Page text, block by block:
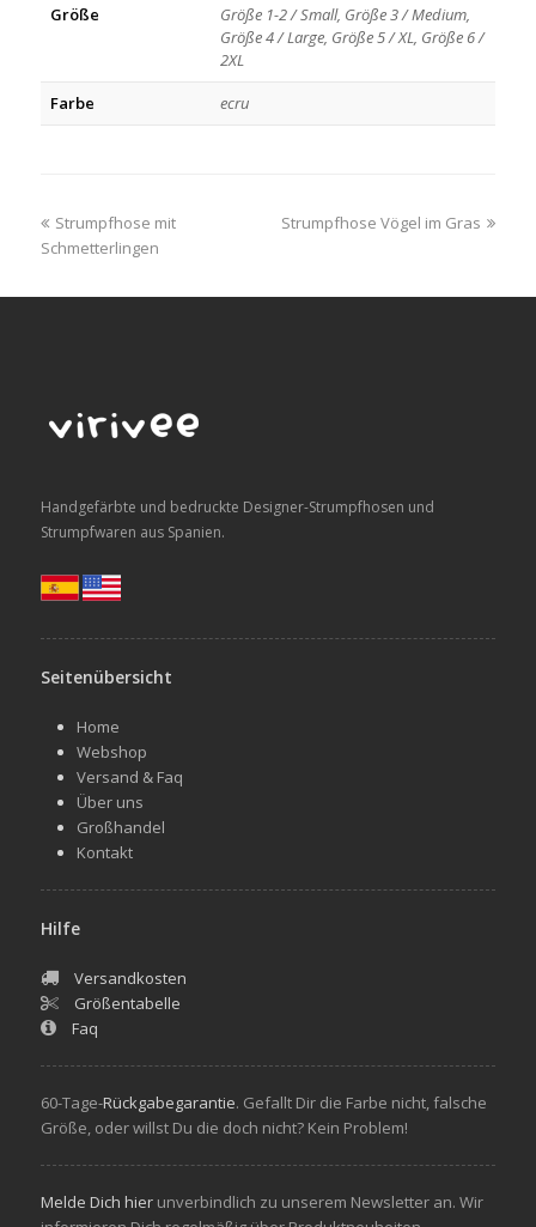
Größe
Größe 1-2 / Small, Größe 3 / Medium,
Größe 4 / Large, Größe 5 / XL, Größe 6 /
2XL
Farbe
ecru
previous
post:
Strumpfhose mit
Schmetterlingen
next
Strumpfhose Vögel im Gras
Handgefärbte und bedruckte Designer-Strumpfhosen und
Strumpfwaren aus Spanien.
Seitenübersicht
Home
Webshop
Versand & Faq
Über uns
Großhandel
Kontakt
Hilfe
Versandkosten
Größentabelle
Faq
60-Tage-Rückgabegarantie. Gefallt Dir die Farbe nicht, falsche
Größe, oder willst Du die doch nicht? Kein Problem!
Melde Dich hierunverbindlich zu unserem Newsletter an. Wir